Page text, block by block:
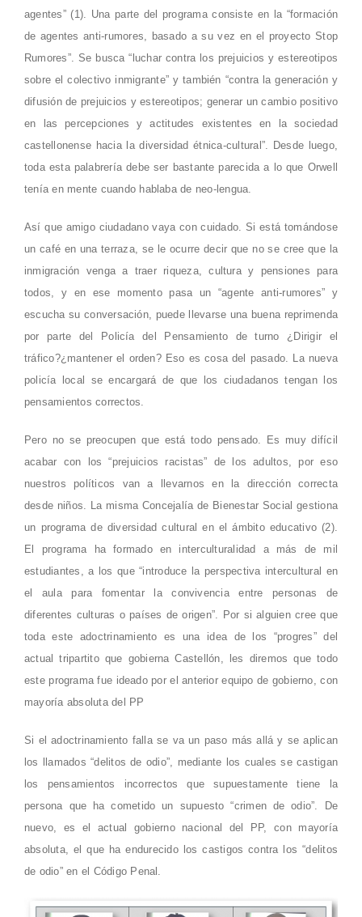
agentes” (1). Una parte del programa consiste en la “formación
de agentes anti-rumores, basado a su vez en el proyecto Stop
Rumores”. Se busca “luchar contra los prejuicios y estereotipos
sobre el colectivo inmigrante” y también “contra la generación y
difusión de prejuicios y estereotipos; generar un cambio positivo
en las percepciones y actitudes existentes en la sociedad
castellonense hacia la diversidad étnica-cultural”. Desde luego,
toda esta palabrería debe ser bastante parecida a lo que Orwell
tenía en mente cuando hablaba de neo-lengua.
Así que amigo ciudadano vaya con cuidado. Si está tomándose
un café en una terraza, se le ocurre decir que no se cree que la
inmigración venga a traer riqueza, cultura y pensiones para
todos, y en ese momento pasa un “agente anti-rumores” y
escucha su conversación, puede llevarse una buena reprimenda
por parte del Policía del Pensamiento de turno ¿Dirigir el
tráfico?¿mantener el orden? Eso es cosa del pasado. La nueva
policía local se encargará de que los ciudadanos tengan los
pensamientos correctos.
Pero no se preocupen que está todo pensado. Es muy difícil
acabar con los “prejuicios racistas” de los adultos, por eso
nuestros políticos van a llevarnos en la dirección correcta
desde niños. La misma Concejalía de Bienestar Social gestiona
un programa de diversidad cultural en el ámbito educativo (2).
El programa ha formado en interculturalidad a más de mil
estudiantes, a los que “introduce la perspectiva intercultural en
el aula para fomentar la convivencia entre personas de
diferentes culturas o países de origen”. Por si alguien cree que
toda este adoctrinamiento es una idea de los “progres” del
actual tripartito que gobierna Castellón, les diremos que todo
este programa fue ideado por el anterior equipo de gobierno, con
mayoría absoluta del PP
Si el adoctrinamiento falla se va un paso más allá y se aplican
los llamados “delitos de odio”, mediante los cuales se castigan
los pensamientos incorrectos que supuestamente tiene la
persona que ha cometido un supuesto “crimen de odio”. De
nuevo, es el actual gobierno nacional del PP, con mayoría
absoluta, el que ha endurecido los castigos contra los “delitos
de odio” en el Código Penal.